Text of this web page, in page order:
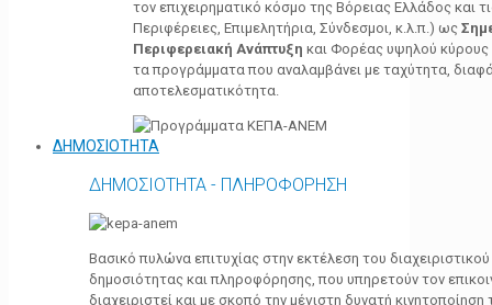
τον επιχειρηματικό κόσμο της Βόρειας Ελλάδος και
Περιφέρειες, Επιμελητήρια, Σύνδεσμοι, κ.λ.π.) ως
Περιφερειακή Ανάπτυξη και Φορέας υψηλού κύρους
τα προγράμματα που αναλαμβάνει με ταχύτητα,
αποτελεσματικότητα.
ΔΗΜΟΣΙΟΤΗΤΑ
ΔΗΜΟΣΙΟΤΗΤΑ - ΠΛΗΡΟΦΟΡΗΣΗ
Βασικό πυλώνα επιτυχίας στην εκτέλεση του
δημοσιότητας και πληροφόρησης, που υπηρετούν τον
διαχειριστεί και με σκοπό την μέγιστη δυνατή